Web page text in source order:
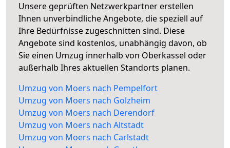
Unsere geprüften Netzwerkpartner erstellen
Ihnen unverbindliche Angebote, die speziell auf
Ihre Bedürfnisse zugeschnitten sind. Diese
Angebote sind kostenlos, unabhängig davon, ob
Sie einen Umzug innerhalb von Oberkassel oder
außerhalb Ihres aktuellen Standorts planen.
Umzug von Moers nach Pempelfort
Umzug von Moers nach Golzheim
Umzug von Moers nach Derendorf
Umzug von Moers nach Altstadt
Umzug von Moers nach Carlstadt